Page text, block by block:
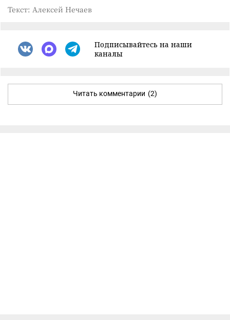
Текст: Алексей Нечаев
Подписывайтесь на наши
каналы
Читать комментарии (2)